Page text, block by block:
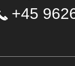
+45